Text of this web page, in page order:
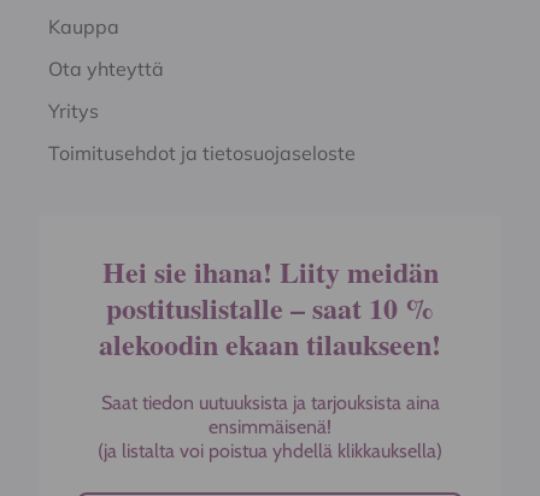
Kauppa
Ota yhteyttä
Yritys
Toimitusehdot ja tietosuojaseloste
Hei sie ihana! Liity meidän
postituslistalle – saat 10 %
alekoodin ekaan tilaukseen!
Saat tiedon uutuuksista ja tarjouksista aina
ensimmäisenä!
(ja listalta voi poistua yhdellä klikkauksella)